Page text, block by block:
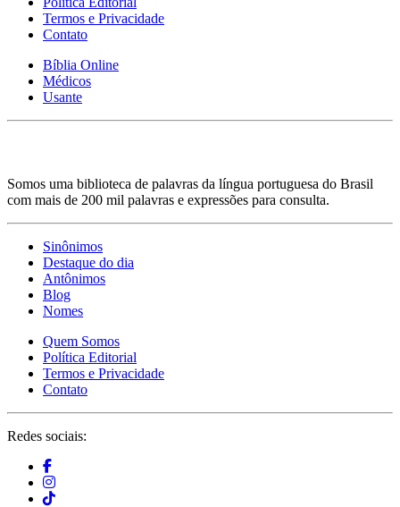
Termos e Privacidade
Contato
Bíblia Online
Médicos
Usante
Somos uma biblioteca de palavras da língua portuguesa do Brasil
com mais de 200 mil palavras e expressões para consulta.
Sinônimos
Destaque do dia
Antônimos
Blog
Nomes
Quem Somos
Política Editorial
Termos e Privacidade
Contato
Redes sociais: